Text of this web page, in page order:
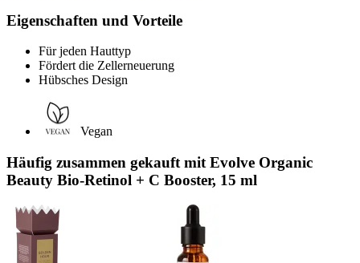
Eigenschaften und Vorteile
Für jeden Hauttyp
Fördert die Zellerneuerung
Hübsches Design
Vegan
Häufig zusammen gekauft mit Evolve Organic
Beauty Bio-Retinol + C Booster, 15 ml